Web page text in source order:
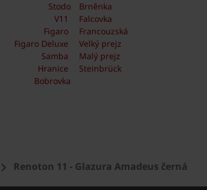
Stodo
V11
Figaro
Figaro Deluxe
Samba
Hranice
Bobrovka
Brněnka
Falcovka
Francouzská
Velký prejz
Malý prejz
Steinbrück
Renoton 11 - Glazura Amadeus černá